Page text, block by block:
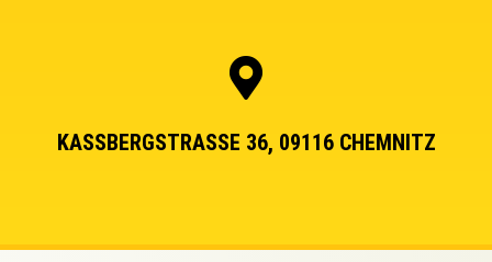
KASSBERGSTRASSE 36, 09116 CHEMNITZ